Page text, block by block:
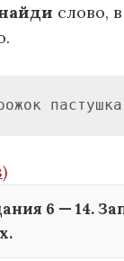
слово,
6 — 14.